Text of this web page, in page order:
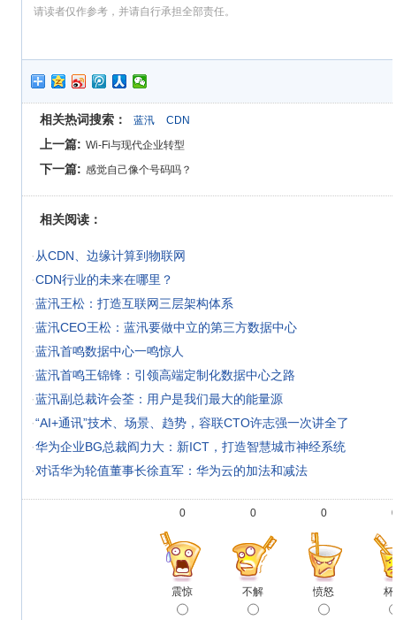
请读者仅作参考，并请自行承担全部责任。
相关热词搜索： 蓝汛 CDN
上一篇: Wi-Fi与现代企业转型
下一篇: 感觉自己像个号码吗？
相关阅读：
· 从CDN、边缘计算到物联网
·CDN行业的未来在哪里？
·蓝汛王松：打造互联网三层架构体系
·蓝汛CEO王松：蓝汛要做中立的第三方数据中心
·蓝汛首鸣数据中心一鸣惊人
·蓝汛首鸣王锦锋：引领高端定制化数据中心之路
·蓝汛副总裁许会荃：用户是我们最大的能量源
·“AI+通讯”技术、场景、趋势，容联CTO许志强一次讲全了
·华为企业BG总裁阎力大：新ICT，打造智慧城市神经系统
·对话华为轮值董事长徐直军：华为云的加法和减法
0
震惊
0
不解
0
愤怒